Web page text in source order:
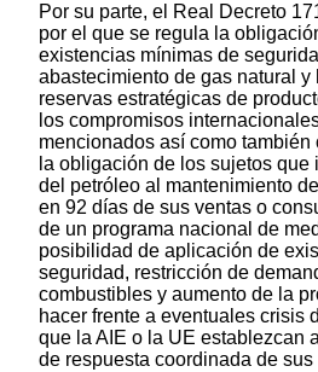
Por su parte, el Real Decreto
por el que se regula la
existencias mínimas de
abastecimiento de gas natural y
reservas estratégicas de
los compromisos
mencionados así como también
la obligación de los sujetos
del petróleo al mantenimiento
en 92 días de sus ventas o
de un programa nacional de
posibilidad de aplicación de
seguridad, restricción de
combustibles y aumento de la
hacer frente a eventuales crisis
que la AIE o la UE establezcan
de respuesta coordinada de